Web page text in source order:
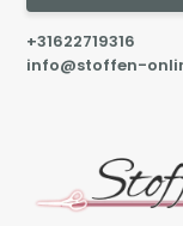
+31622719316
info@stoffen-